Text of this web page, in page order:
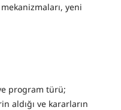
yeni
program türü;
aldığı ve kararların